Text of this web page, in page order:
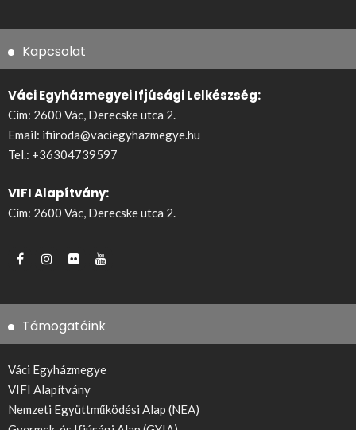
Kapcsolat
Váci Egyházmegyei Ifjúsági Lelkészség:
Cím: 2600 Vác, Derecske utca 2.
Email: ifiiroda@vaciegyhazmegye.hu
Tel.: +36304739597
VIFI Alapítvány:
Cím: 2600 Vác, Derecske utca 2.
Támogatóink
Váci Egyházmegye
VIFI Alapítvány
Nemzeti Együttműködési Alap (NEA)